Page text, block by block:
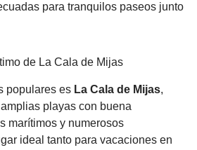
para tranquilos paseos junto
populares es La Cala de Mijas,
playas con buena
marítimos y numerosos
ideal tanto para vacaciones en